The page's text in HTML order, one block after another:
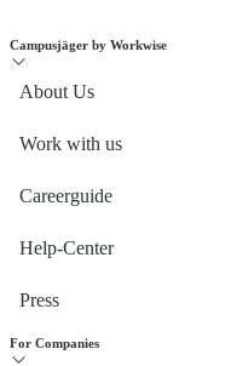
Campusjäger by Workwise
About Us
Work with us
Careerguide
Help-Center
Press
For Companies